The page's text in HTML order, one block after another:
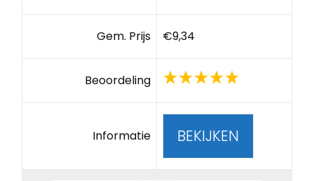
Gem. Prijs €9,34
Beoordeling
Informatie BEKIJKEN